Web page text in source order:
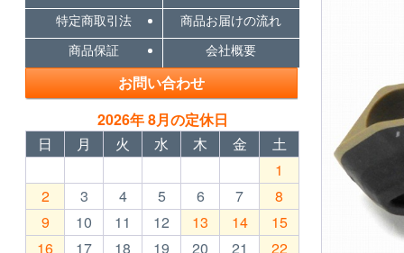
特定商取引法
商品お届けの流れ
商品保証
会社概要
お問い合わせ
2026年 8月の定休日
日
月 火 水 木 金
土
1
2
3 4 5 6 7
8
9
10 11 12 13 14
15
16
17 18 19 20 21
22